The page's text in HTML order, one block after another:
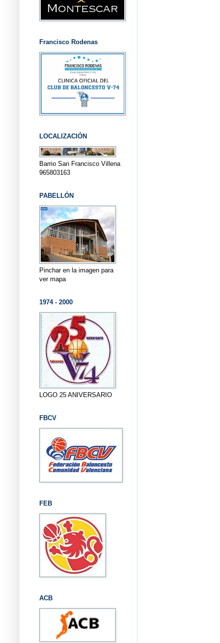
Francisco Rodenas
LOCALIZACIÓN
Barrio San Francisco Villena
965803163
PABELLÓN
Pinchar en la imagen para
ver mapa
1974 - 2000
LOGO 25 ANIVERSARIO
FBCV
FEB
ACB